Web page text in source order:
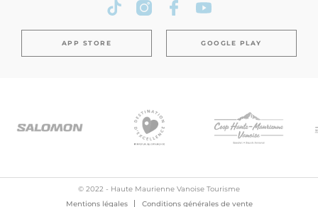
APP STORE GOOGLE PLAY
© 2022 - Haute Maurienne Vanoise Tourisme
Mentions légales
Conditions générales de vente